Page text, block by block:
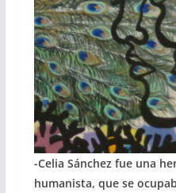
-Celia Sánchez fue una
humanista, que se